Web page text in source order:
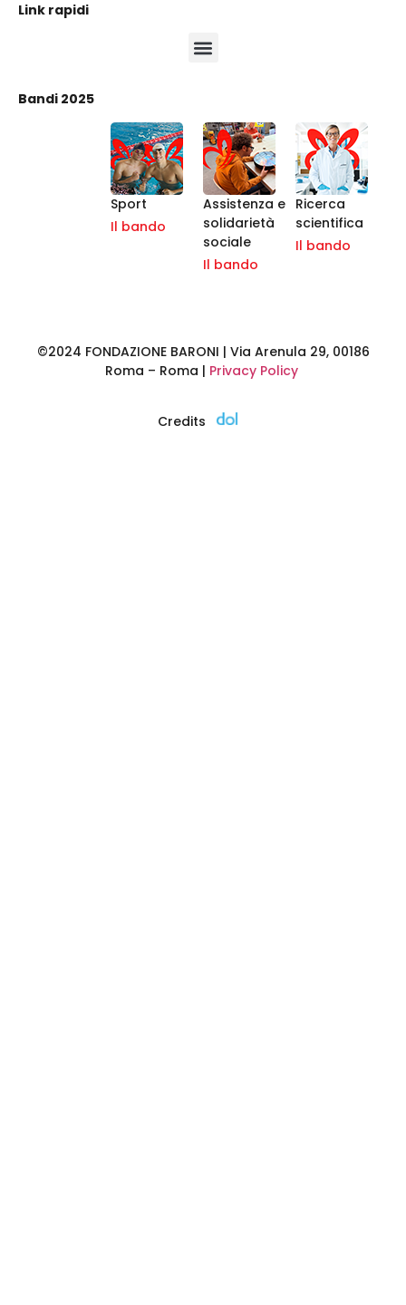
Link rapidi
Bandi 2025
Sport
Il bando
Assistenza e
solidarietà
sociale
Il bando
Ricerca
scientifica
Il bando
©2024 FONDAZIONE BARONI | Via Arenula 29, 00186
Roma – Roma | Privacy Policy
Credits